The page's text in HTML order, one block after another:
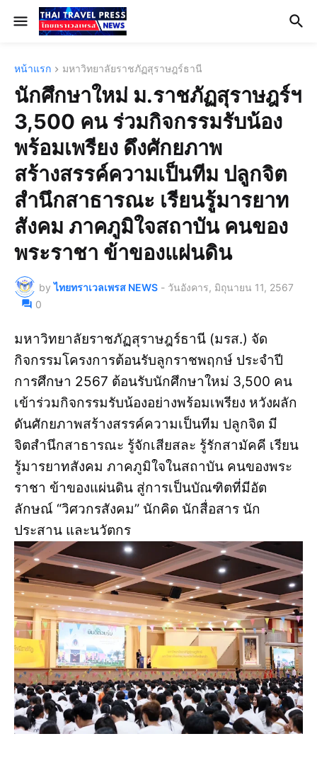
หน้าแรก มหาวิทยาลัยราชภัฏสุราษฎร์ธานี
นักศึกษาใหม่ ม.ราชภัฏสุราษฎร์ฯ
3,500 คน ร่วมกิจกรรมรับน้อง
พร้อมเพรียง ดึงศักยภาพ
สร้างสรรค์ความเป็นทีม ปลูกจิต
สำนึกสาธารณะ เรียนรู้มารยาท
สังคม ภาคภูมิใจสถาบัน คนของ
พระราชา ข้าของแผ่นดิน
by ไทยทราเวลเพรส NEWS - วันอังคาร, มิถุนายน 11, 2567
0
มหาวิทยาลัยราชภัฏสุราษฎร์ธานี (มรส.) จัด
กิจกรรมโครงการต้อนรับลูกราชพฤกษ์ ประจำปี
การศึกษา 2567 ต้อนรับนักศึกษาใหม่ 3,500 คน
เข้าร่วมกิจกรรมรับน้องอย่างพร้อมเพรียง หวังผลัก
ดันศักยภาพสร้างสรรค์ความเป็นทีม ปลูกจิต มี
จิตสำนึกสาธารณะ รู้จักเสียสละ รู้รักสามัคคี เรียน
รู้มารยาทสังคม ภาคภูมิใจในสถาบัน คนของพระ
ราชา ข้าของแผ่นดิน สู่การเป็นบัณฑิตที่มีอัต
ลักษณ์ “วิศวกรสังคม” นักคิด นักสื่อสาร นัก
ประสาน และนวัตกร